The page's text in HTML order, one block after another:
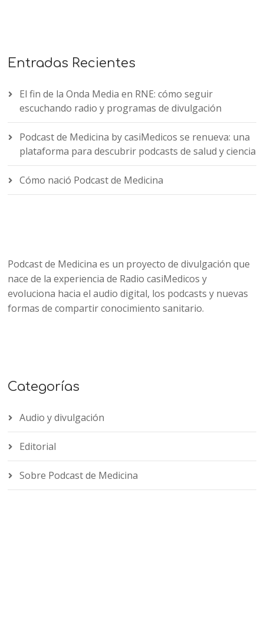
Entradas Recientes
El fin de la Onda Media en RNE: cómo seguir
escuchando radio y programas de divulgación
Podcast de Medicina by casiMedicos se renueva: una
plataforma para descubrir podcasts de salud y ciencia
Cómo nació Podcast de Medicina
Podcast de Medicina es un proyecto de divulgación que
nace de la experiencia de Radio casiMedicos y
evoluciona hacia el audio digital, los podcasts y nuevas
formas de compartir conocimiento sanitario.
Categorías
Audio y divulgación
Editorial
Sobre Podcast de Medicina